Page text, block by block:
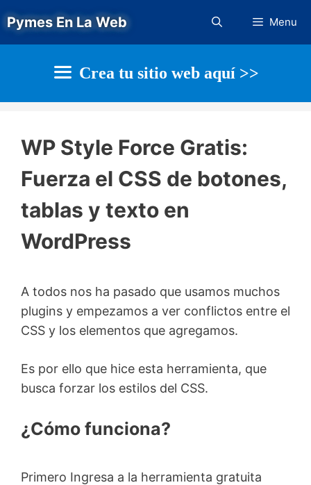
al
contenido
Pymes En La Web Menu
Crea tu sitio web aquí >>
WP Style Force Gratis:
Fuerza el CSS de botones,
tablas y texto en
WordPress
A todos nos ha pasado que usamos muchos
plugins y empezamos a ver conflictos entre el
CSS y los elementos que agregamos.
Es por ello que hice esta herramienta, que
busca forzar los estilos del CSS.
¿Cómo funciona?
Primero Ingresa a la herramienta gratuita